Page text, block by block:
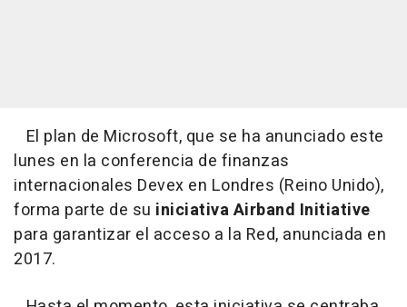
El plan de Microsoft, que se ha anunciado este
lunes en la conferencia de finanzas
internacionales Devex en Londres (Reino Unido),
forma parte de su iniciativa Airband Initiative
para garantizar el acceso a la Red, anunciada en
2017.